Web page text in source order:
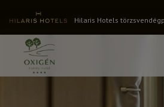
Hilaris Hotels